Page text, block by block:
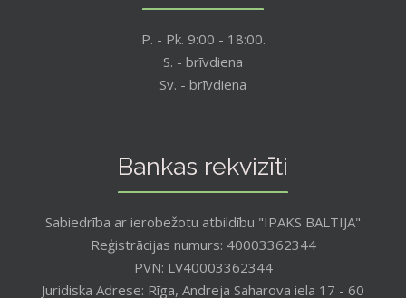
P. - Pk. 9:00 - 18:00.
S. - brīvdiena
Sv. - brīvdiena
Bankas rekvizīti
Sabiedrība ar ierobežotu atbildību "IPAKS BALTIJA"
Reģistrācijas numurs: 40003362344
PVN: LV40003362344
Juridiska Adrese: Rīga, Andreja Saharova iela 17 - 60